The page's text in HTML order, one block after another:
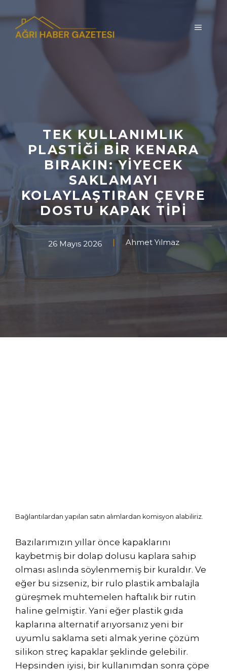
MENÜ
TEK KULLANIMLIK
PLASTIĞI BIR KENARA
BIRAKIN: YIYECEK
SAKLAMAYI
KOLAYLAŞTIRAN ÇEVRE
DOSTU KAPAK TIPI
26 Mayıs 2026 Ahmet Yılmaz
Bağlantılardan yapılan satın alımlardan komisyon alabiliriz.
Bazılarımızın yıllar önce kapaklarını
kaybetmiş bir dolap dolusu kaplara sahip
olması aslında söylenmemiş bir kuraldır. Ve
eğer bu sizseniz, bir rulo plastik ambalajla
güreşmek muhtemelen haftalık bir rutin
haline gelmiştir. Yani eğer plastik gıda
kaplarına alternatif arıyorsanız yeni bir
uyumlu saklama seti almak yerine çözüm
silikon streç kapaklar şeklinde gelebilir.
Hepsinden iyisi, bir kullanımdan sonra çöpe